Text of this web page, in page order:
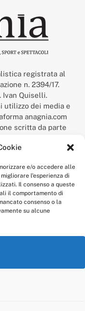
e/o accedere alle
l'esperienza di
Il consenso a queste
il comportamento di
consenso o la
su alcune
registrata al
n. 2394/17.
Ivan Quiselli.
utilizzo dei media e
anagnia.com
scritta da parte
l’Ufficio Italiano
del 9 febbraio 2017.